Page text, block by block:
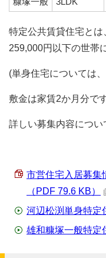
特定公共賃貸住宅と
259,000円以下の世帯
(単身住宅については
敷金は家賃2か月分です
詳しい募集内容につい
市営住宅入居募集
（PDF 79.6 KB）
河辺松渕単身特定
雄和糠塚一般特定